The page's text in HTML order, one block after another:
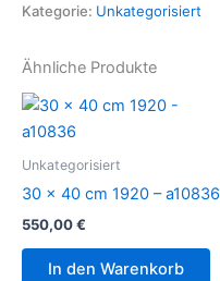
Kategorie: Unkategorisiert
Ähnliche Produkte
Unkategorisiert
30 x 40 cm 1920 – a10836
550,00€
In den Warenkorb